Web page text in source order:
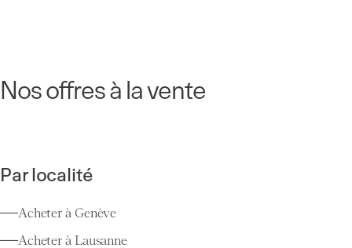
Nos offres à la vente
Par localité
Acheter à Genève
Acheter à Lausanne